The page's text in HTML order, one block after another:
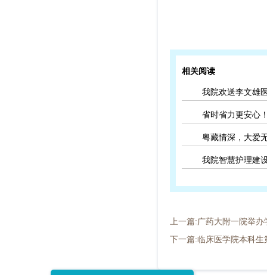
相关阅读
我院欢送李文雄
省时省力更安心
粤藏情深，大爱
我院智慧护理建
上一篇:广药大附一院举
下一篇:临床医学院本科